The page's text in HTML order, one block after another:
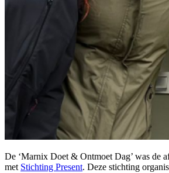
De ‘Marnix Doet & Ontmoet Dag’ was de
met Stichting Present. Deze stichting